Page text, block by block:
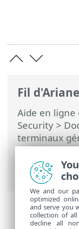
Fil d'Ariane
Aide en ligne
Security >
terminaux
Configuration
PROTECT
>
Protection
We and our
optimized
and serve you
collection of all
decline all